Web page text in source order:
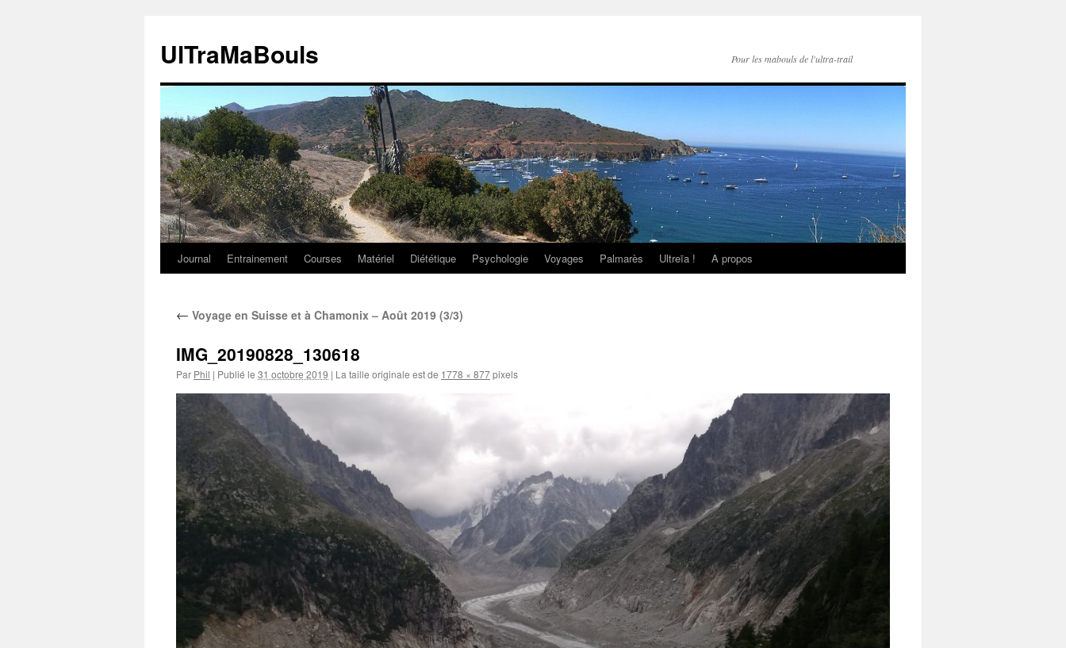
contenu
UlTraMaBouls Pour les mabouls de l'ultra-trail
Journal Entrainement Courses Matériel Diététique Psychologie Voyages Palmarès Ultreïa ! A propos
← Voyage en Suisse et à Chamonix – Août 2019 (3/3)
IMG_20190828_130618
Par Phil | Publié le 31 octobre 2019 | La taille originale est de 1778 × 877pixels